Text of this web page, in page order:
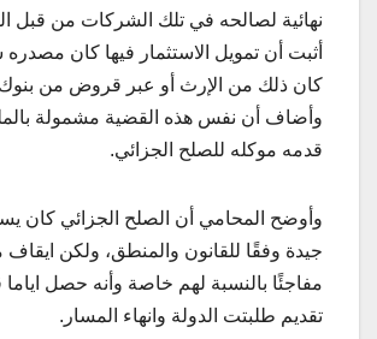
نهائية لصالحه في تلك الشركات من قبل
أثبت أن تمويل الاستثمار فيها كان
كان ذلك من الإرث أو عبر قروض من
وأضاف أن نفس هذه القضية مشمولة
قدمه موكله للصلح الجزائي.
وأوضح المحامي أن الصلح الجزائي كان
جيدة وفقًا للقانون والمنطق، ولكن
مفاجئًا بالنسبة لهم خاصة وأنه حصل اياما
تقديم طلبتت الدولة وانهاء المسار.